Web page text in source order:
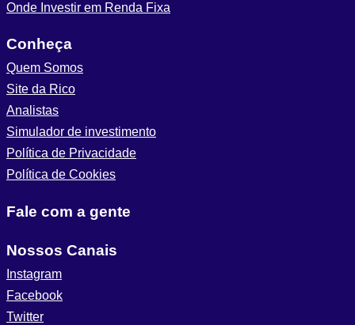
Onde Investir em Renda Fixa
Conheça
Quem Somos
Site da Rico
Analistas
Simulador de investimento
Política de Privacidade
Política de Cookies
Fale com a gente
Nossos Canais
Instagram
Facebook
Twitter